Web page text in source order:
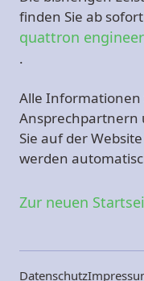
finden Sie ab
quattron
.
Alle
Ansprechpartnern
Sie auf der
werden
Zur neuen
Datenschutz